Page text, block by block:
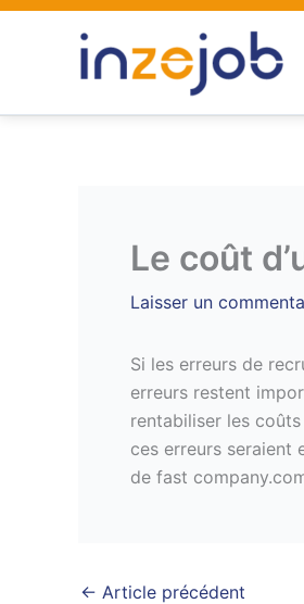
Aller
Le coût
Laisser un
Si les erreurs de
erreurs restent
rentabiliser les coûts
ces erreurs seraient
de fast
← Article précédent